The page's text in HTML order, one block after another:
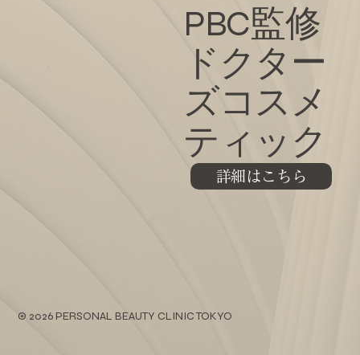
PBC監修
ドクター
ズコスメ
ティック
詳細はこちら
© 2026 PERSONAL BEAUTY CLINIC TOKYO